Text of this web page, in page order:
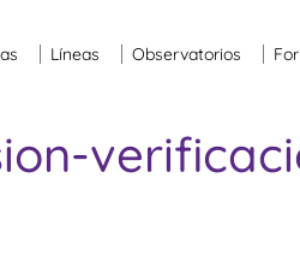
Líneas Observatorios